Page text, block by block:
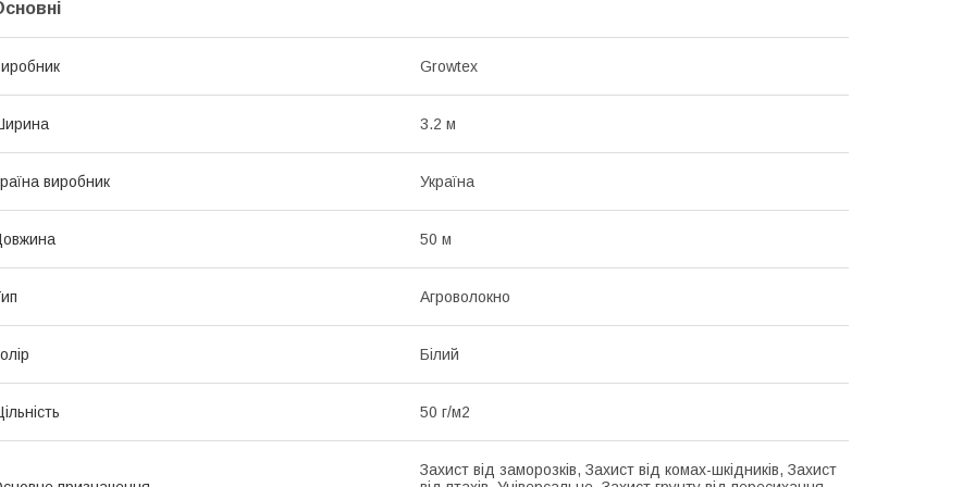
Growtex
3.2 м
виробник Україна
50 м
Агроволокно
Білий
50 г/м2
Захист від заморозків, Захист від комах-шкідників, Захист